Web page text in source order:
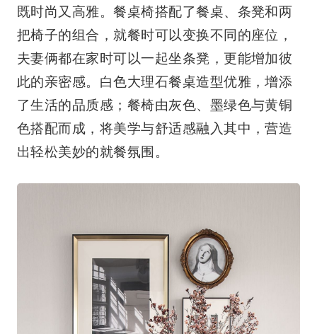
餐厅的吊灯由金色五金与烟灰色玻璃片组成，
既时尚又高雅。餐桌椅搭配了餐桌、条凳和两
把椅子的组合，就餐时可以变换不同的座位，
夫妻俩都在家时可以一起坐条凳，更能增加彼
了生活的品质感；餐椅由灰色、墨绿色与黄铜
色搭配而成，将美学与舒适感融入其中，营造
出轻松美妙的就餐氛围。